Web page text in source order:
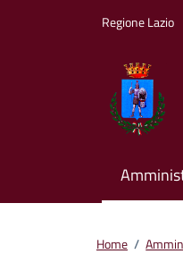
Regione Lazio
Home /